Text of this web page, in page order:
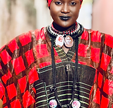
EN SAVOIR PLUS